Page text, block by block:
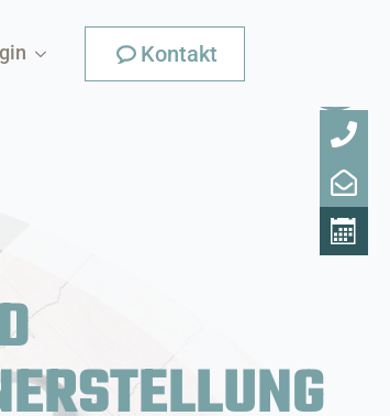
Kontakt